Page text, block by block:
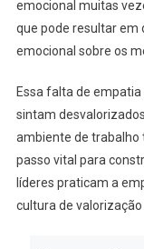
emocional muitas
que pode resultar em
emocional sobre os
Essa falta de
sintam
ambiente de trabalho
passo vital para
líderes praticam a
cultura de valorização